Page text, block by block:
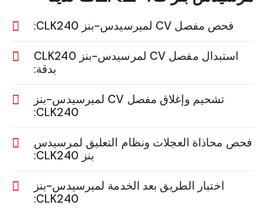
فحص مفصل CV لميرسيدس-بنز CLK240:
استبدال مفصل CV لمرسيدس-بنز CLK240
بدقة:
تشحيم وإغلاق مفصل CV لميرسيدس-بنز
CLK240:
فحص محاذاة العجلات ونظام التعليق لمرسيدس
بنز CLK240:
اختبار الطريق بعد الخدمة لميرسيدس-بنز
CLK240: